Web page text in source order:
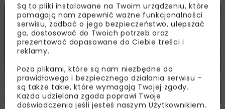
DROGI MOSTY TUNELE ARCHIWUM NBI WYDARZENIA
Są to pliki instalowane na Twoim urządzeniu, które
pomagają nam zapewnić ważne funkcjonalności
serwisu, zadbać o jego bezpieczeństwo, ulepszać
go, dostosować do Twoich potrzeb oraz
prezentować dopasowane do Ciebie treści i
reklamy.
Poza plikami, które są nam niezbędne do
prawidłowego i bezpiecznego działania serwisu –
są także takie, które wymagają Twojej zgody.
Każda udzielona zgoda poprawi Twoje
doświadczenia jeśli jesteś naszym Użytkownikiem.